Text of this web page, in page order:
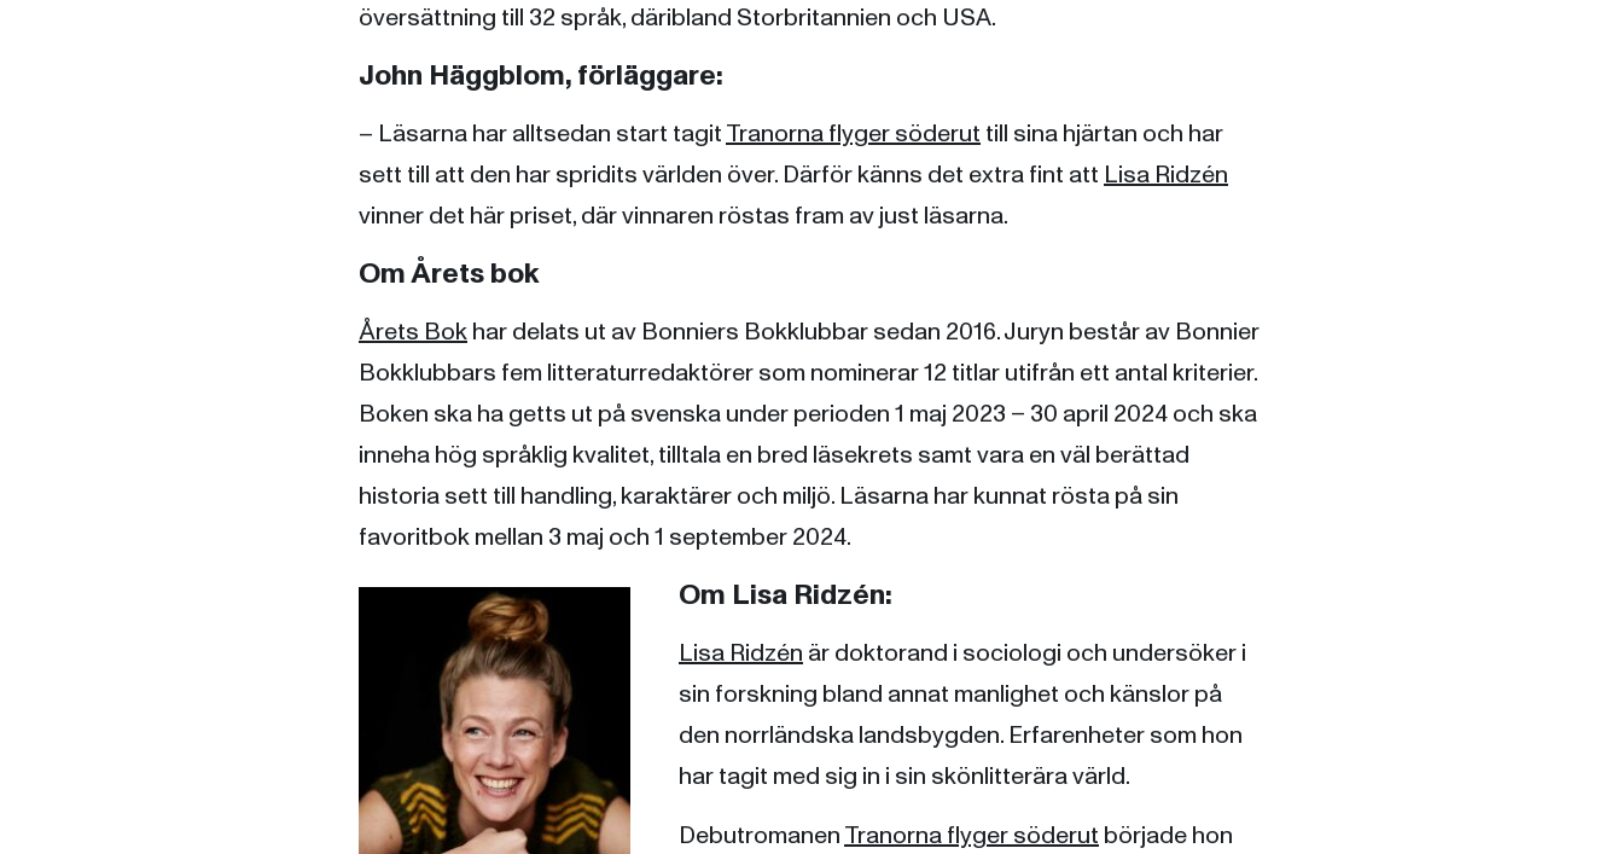
översättning till 32 språk, däribland Storbritannien och USA.
John Häggblom, förläggare:
– Läsarna har alltsedan start tagitTranorna flyger söderuttill sina hjärtan och har
sett till att den har spridits världen över. Därför känns det extra fint attLisa Ridzén
vinner det här priset, där vinnaren röstas fram av just läsarna.
Om Årets bok
Årets Bokhar delats ut av Bonniers Bokklubbar sedan 2016. Juryn består av Bonnier
Bokklubbars fem litteraturredaktörer som nominerar 12 titlar utifrån ett antal kriterier.
Boken ska ha getts ut på svenska under perioden 1 maj 2023 – 30 april 2024 och ska
inneha hög språklig kvalitet, tilltala en bred läsekrets samt vara en väl berättad
historia sett till handling, karaktärer och miljö. Läsarna har kunnat rösta på sin
favoritbok mellan 3 maj och 1 september 2024.
Om Lisa Ridzén:
Lisa Ridzénär doktorand i sociologi och undersöker i
sin forskning bland annat manlighet och känslor på
den norrländska landsbygden. Erfarenheter som hon
har tagit med sig in i sin skönlitterära värld.
DebutromanenTranorna flyger söderutbörjade hon